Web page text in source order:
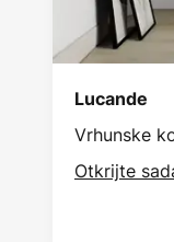
Lucande
Vrhunske
Otkrijte